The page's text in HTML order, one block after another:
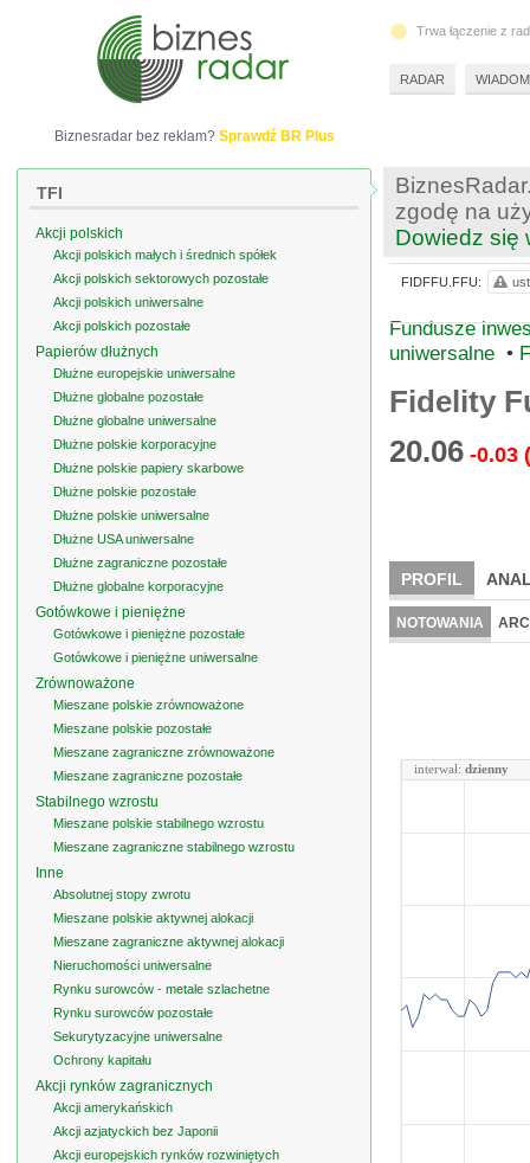
zgodę na
Dowiedz się
Fundusze
uniwersalne •
Fidelity
20.06 -0.03
PROFIL
NOTOWANIA
interwał: dzienny
FIDFFU.FFU:
Biznesradar bez reklam? Sprawdź BR Plus
TFI
Akcji polskich
Akcji polskich małych i średnich spółek
Akcji polskich sektorowych pozostałe
Akcji polskich uniwersalne
Akcji polskich pozostałe
Papierów dłużnych
Dłużne europejskie uniwersalne
Dłużne globalne pozostałe
Dłużne globalne uniwersalne
Dłużne polskie korporacyjne
Dłużne polskie papiery skarbowe
Dłużne polskie pozostałe
Dłużne polskie uniwersalne
Dłużne USA uniwersalne
Dłużne zagraniczne pozostałe
Dłużne globalne korporacyjne
Gotówkowe i pieniężne
Gotówkowe i pieniężne pozostałe
Gotówkowe i pieniężne uniwersalne
Zrównoważone
Mieszane polskie zrównoważone
Mieszane polskie pozostałe
Mieszane zagraniczne zrównoważone
Mieszane zagraniczne pozostałe
Stabilnego wzrostu
Mieszane polskie stabilnego wzrostu
Mieszane zagraniczne stabilnego wzrostu
Inne
Absolutnej stopy zwrotu
Mieszane polskie aktywnej alokacji
Mieszane zagraniczne aktywnej alokacji
Nieruchomości uniwersalne
Rynku surowców - metale szlachetne
Rynku surowców pozostałe
Sekurytyzacyjne uniwersalne
Ochrony kapitału
Akcji rynków zagranicznych
Akcji amerykańskich
Akcji azjatyckich bez Japonii
Akcji europejskich rynków rozwiniętych
Trwa łączenie z
RADAR